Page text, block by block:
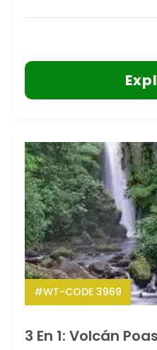
#WT-CODE 3969
3 En 1: Volcán